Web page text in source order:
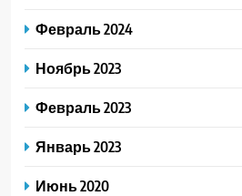
Февраль 2024
Ноябрь 2023
Февраль 2023
Январь 2023
Июнь 2020